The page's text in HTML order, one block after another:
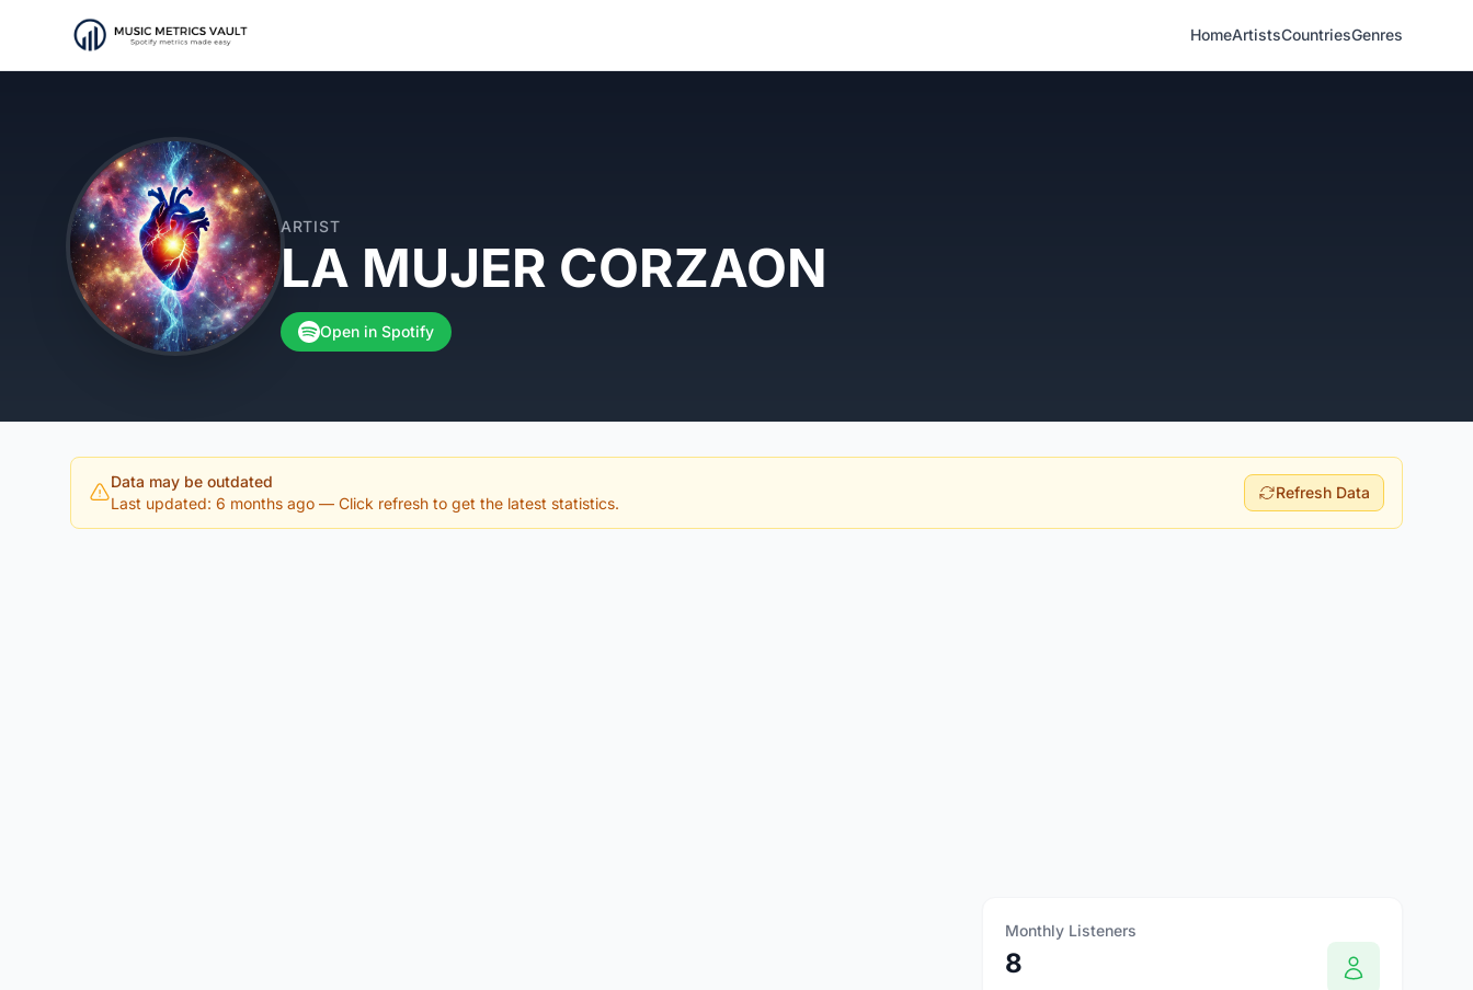
HomeArtistsCountriesGenres
ARTIST
LA MUJER CORZAON
Open in Spotify
Data may be outdated
Last updated: 6 months ago — Click refresh to get the latest statistics.
Refresh Data
Monthly Listeners
8